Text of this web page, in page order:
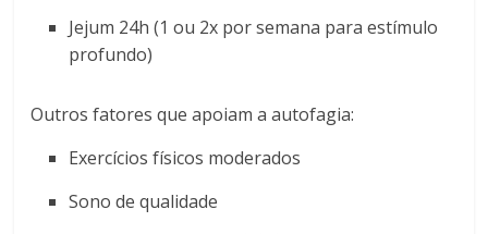
Jejum 24h (1 ou 2x por semana para estímulo
profundo)
Outros fatores que apoiam a autofagia:
Exercícios físicos moderados
Sono de qualidade